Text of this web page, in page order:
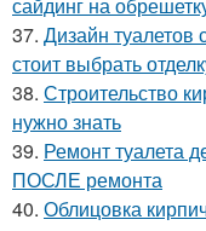
37. Дизайн
стоит выбрать
38. Строительство
нужно знать
39. Ремонт туалета
ПОСЛЕ ремонта
40. Облицовка